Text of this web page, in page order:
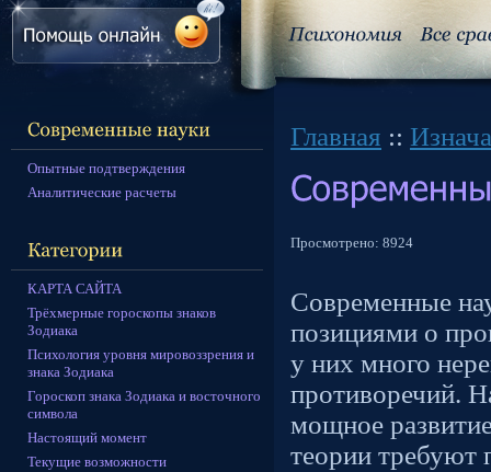
Опытные подтверждения
Аналитические расчеты
КАРТА САЙТА
Трёхмерные гороскопы знаков
Зодиака
Психология уровня мировоззрения и
знака Зодиака
Гороскоп знака Зодиака и восточного
символа
Настоящий момент
Текущие возможности
Главная ::
Просмотрено: 8924
Современные
позициями о
у них много
противоречий.
мощное
теории требуют